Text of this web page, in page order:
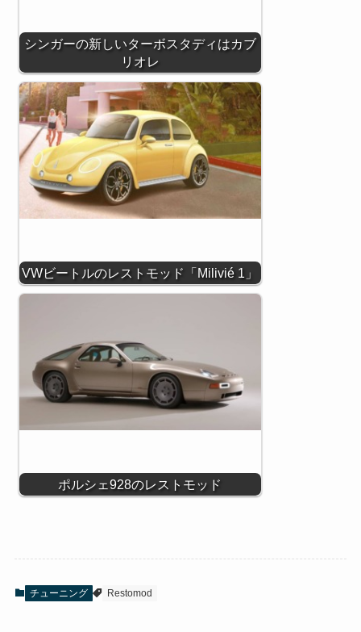
シンガーの新しいターボスタディはカブ
リオレ
VWビートルのレストモッド「Milivié 1」
ポルシェ928のレストモッド
チューニング Restomod